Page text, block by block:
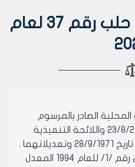
قرار مجلس مدينة حلب رقم 37 لعام
الصادر بالمرسوم
التشريعي رقم /107/ تاريخ 23/8/2011 واللائحة التنفيذية
- وعلى أحكام القانون المالي رقم /1/ للعام 1994 المعدل